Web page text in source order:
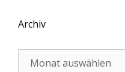
Archiv